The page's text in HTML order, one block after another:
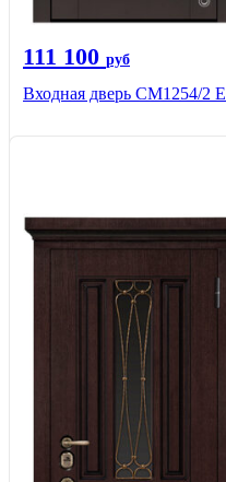
111 100 руб
Входная дверь СМ1254/2 E